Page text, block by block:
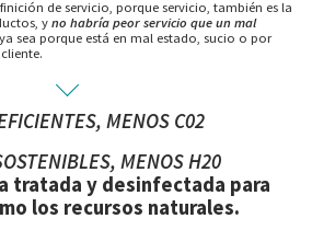
de servicio, porque servicio, también es la
y no habría peor servicio que un mal
ya sea porque está en mal estado, sucio o por
MENOS C02
MENOS H20
tratada y desinfectada para
los recursos naturales.